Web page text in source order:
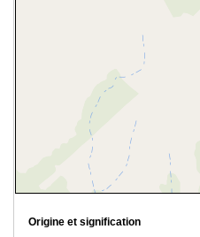
Origine et signification